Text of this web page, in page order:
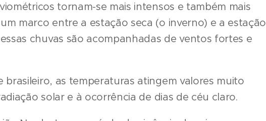
tornam-se mais intensos e também mais
marco entre a estação seca (o inverno) e a estação
chuvas são acompanhadas de ventos fortes e
brasileiro, as temperaturas atingem valores muito
solar e à ocorrência de dias de céu claro.